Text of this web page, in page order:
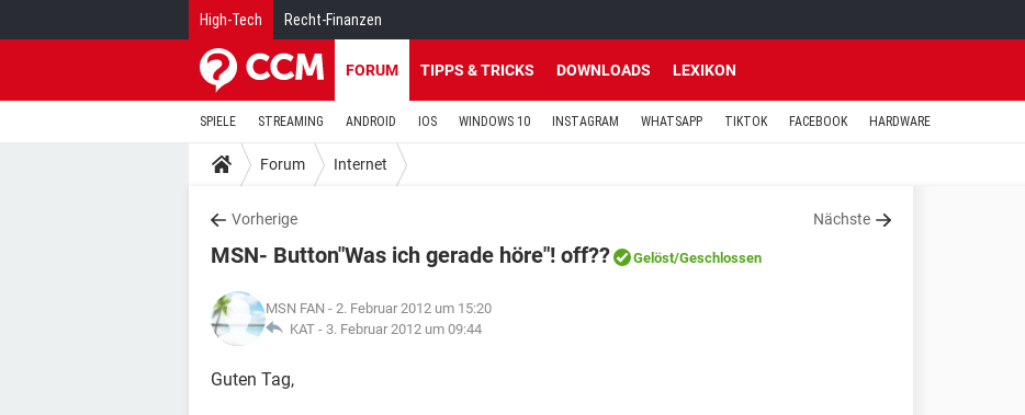
High-Tech Recht-Finanzen
FORUM TIPPS & TRICKS DOWNLOADS LEXIKON
SPIELE STREAMING ANDROID IOS WINDOWS 10 INSTAGRAM WHATSAPP TIKTOK FACEBOOK HARDWARE
Forum Internet
Vorherige Nächste
MSN- Button"Was ich gerade höre"! off?? Gelöst/Geschlossen
MSN FAN - 2. Februar 2012 um 15:20
KAT - 3. Februar 2012 um 09:44
Guten Tag,